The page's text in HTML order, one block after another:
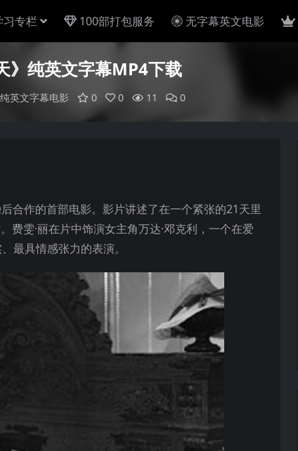
专栏 100部打包服务 无字幕英文电影
》纯英文字幕MP4下载
纯英文字幕电影 0 0 11 0
合作的首部电影。影片讲述了在一个紧张的21天里
雯·丽在片中饰演女主角万达·邓克利，一个在爱
最具情感张力的表演。